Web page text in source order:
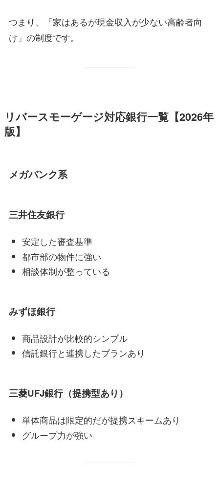
つまり、「家はあるが現金収入が少ない高齢者向
け」の制度です。
リバースモーゲージ対応銀行一覧【2026年
版】
メガバンク系
三井住友銀行
安定した審査基準
都市部の物件に強い
相談体制が整っている
みずほ銀行
商品設計が比較的シンプル
信託銀行と連携したプランあり
三菱UFJ銀行（提携型あり）
単体商品は限定的だが提携スキームあり
グループ力が強い